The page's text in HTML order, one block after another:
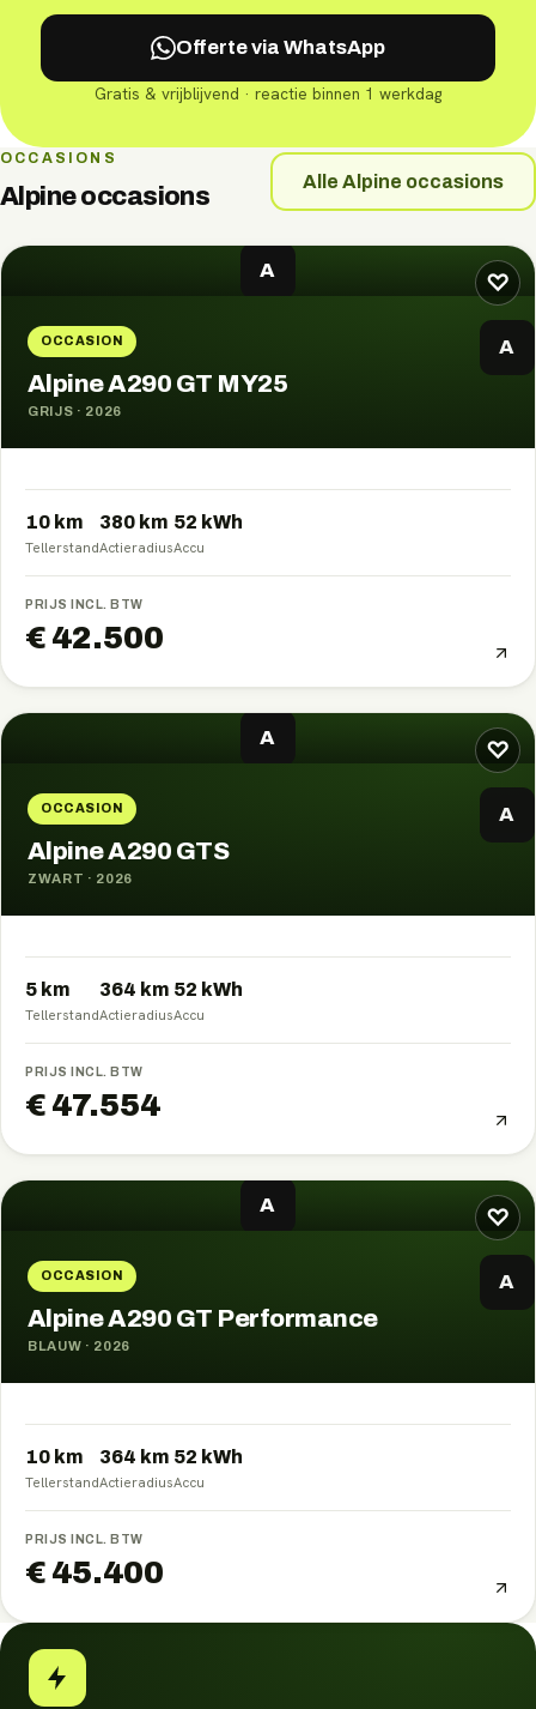
Offerte via WhatsApp
Gratis & vrijblijvend · reactie binnen 1 werkdag
OCCASIONS
Alpineoccasions
Alle Alpine occasions
♡
A
OCCASION A
Alpine A290 GT MY25
GRIJS · 2026
10 km
Tellerstand
380 km
Actieradius
52 kWh
Accu
PRIJS INCL. BTW
€ 42.500
♡
A
OCCASION A
Alpine A290 GTS
ZWART · 2026
5 km
Tellerstand
364 km
Actieradius
52 kWh
Accu
PRIJS INCL. BTW
€ 47.554
♡
A
OCCASION A
Alpine A290 GT Performance
BLAUW · 2026
10 km
Tellerstand
364 km
Actieradius
52 kWh
Accu
PRIJS INCL. BTW
€ 45.400